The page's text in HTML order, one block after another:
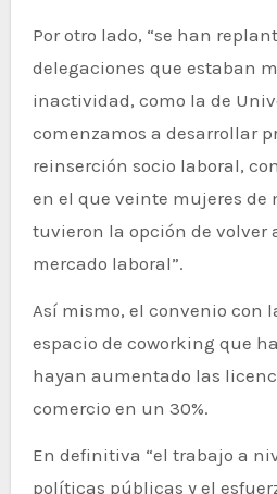
Por otro lado, “se han
delegaciones que estaban
inactividad, como la de
comenzamos a desarrollar
reinserción socio laboral,
en el que veinte mujeres de
tuvieron la opción de volver
mercado laboral”.
Así mismo, el convenio con
espacio de coworking que
hayan aumentado las
comercio en un 30%.
En definitiva “el trabajo a
políticas públicas y el